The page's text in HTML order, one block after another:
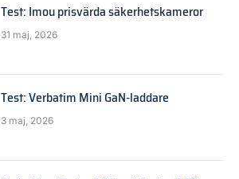
Test: Imou prisvärda säkerhetskameror
31 maj, 2026
Test: Verbatim Mini GaN-laddare
3 maj, 2026